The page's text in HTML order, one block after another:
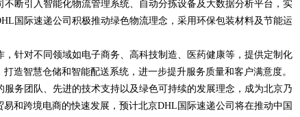
断引入智能化物流管理系统、自动分拣设备及大数据分析平台，实
国际速递公司积极推动绿色物流理念，采用环保包装材料及节能运
针对不同领域如电子商务、高科技制造、医药健康等，提供定制化
造智慧仓储和智能配送系统，进一步提升服务质量和客户满意度。
务团队、先进的技术支持以及绿色可持续的发展理念，成为北京乃
和跨境电商的快速发展，预计北京DHL国际速递公司将在推动中国